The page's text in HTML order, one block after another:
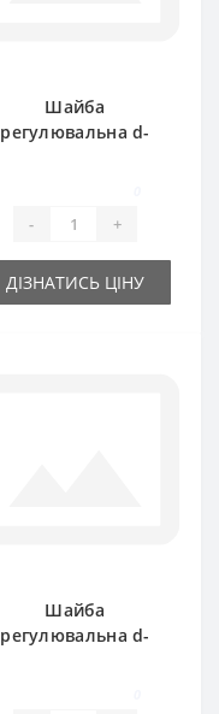
Шайба
регулювальна d-
- +
ДІЗНАТИСЬ ЦІНУ
Шайба
регулювальна d-